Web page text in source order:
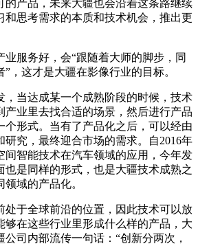
的产品，未来大疆也会沿着这条路继续
和思考需求的本质和技术机会，推出更
服务好，会“跟随着大师的脚步，同
，这才是大疆在影像行业的目标。
，当达成某一个成熟阶段的时候，技术
产业里去找合适的场景，然后进行产品
个形式。当有了产品化之后，可以经由
研究，最终迎合市场的需求。自2016年
间智能技术在汽车领域的应用，今年发
也是同样的形式，也是大疆技术成熟之
域的产品化。
处于全球前沿的位置，因此技术可以放
够在这些行业里形成什么样的产品，大
司内部流传一句话：“创新分两次，